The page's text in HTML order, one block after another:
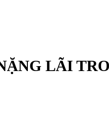
LÃI